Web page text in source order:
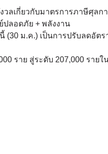
ลเกี่ยวกับมาตรการภาษีศุลก
ปลอดภัย + พลังงาน
(30 ม.ค.) เป็นการปรับลดอัตร
ราย สู่ระดับ 207,000 รายใ